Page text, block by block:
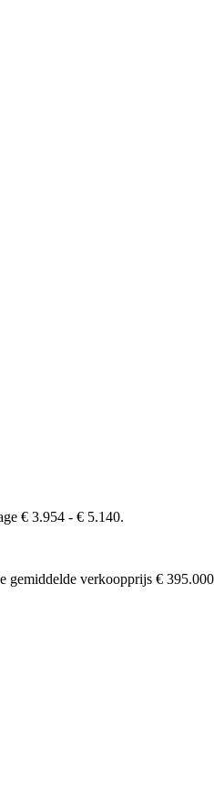
€ 3.954 - € 5.140.
gemiddelde verkoopprijs €